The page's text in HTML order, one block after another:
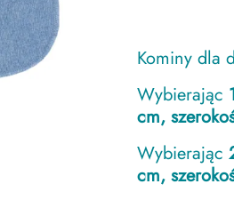
Kominy dla
Wybierając
cm,
Wybierając
cm,